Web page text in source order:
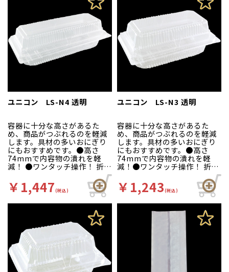
ユニコン LS-N4 透明
容器に十分な高さがあるた
め、商品がつぶれるのを軽減
します。具材の多いおにぎり
にもおすすめです。●高さ
74mmで内容物の潰れを軽
減！ ●ワンタッチ操作！ 折蓋
嵌合構造で作業性抜群。 ●リ
ブ形状で強度を確保！
￥1,447(税込)
ユニコン LS-N3 透明
容器に十分な高さがあるた
め、商品がつぶれるのを軽減
します。具材の多いおにぎり
にもおすすめです。●高さ
74mmで内容物の潰れを軽
減！●ワンタッチ操作！ 折蓋
嵌合構造で作業性抜群。●リ
ブ形状で強度を確保！
￥1,243(税込)